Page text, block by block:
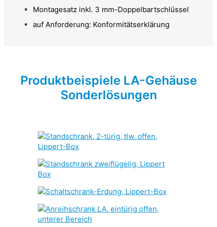
Montagesatz inkl. 3 mm-Doppelbartschlüssel
auf Anforderung: Konformitätserklärung
Produktbeispiele LA-Gehäuse
Sonderlösungen